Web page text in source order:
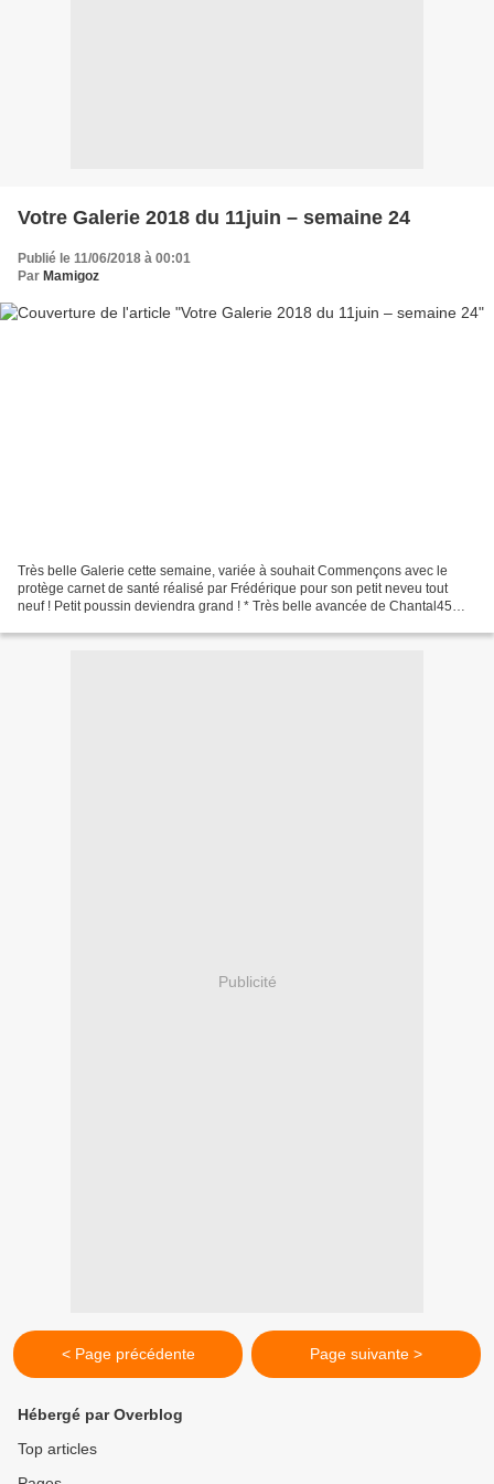
Votre Galerie 2018 du 11juin – semaine 24
Publié le 11/06/2018 à 00:01
Par Mamigoz
Très belle Galerie cette semaine, variée à souhait Commençons avec le
protège carnet de santé réalisé par Frédérique pour son petit neveu tout
neuf ! Petit poussin deviendra grand ! * Très belle avancée de Chantal45
Publicité
< Page précédente Page suivante >
Hébergé par Overblog
Top articles